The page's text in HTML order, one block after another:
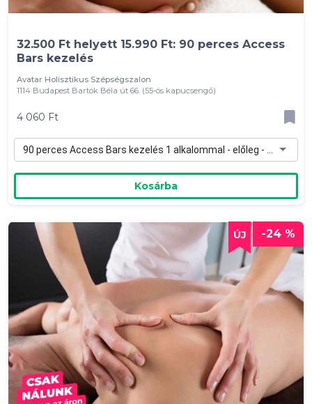
32.500 Ft helyett 15.990 Ft: 90 perces Access
Bars kezelés
Avatar Holisztikus Szépségszalon
1114 Budapest Bartók Béla út 66. (55-ös kapucsengő)
4 060 Ft
Kosárba
-24 %